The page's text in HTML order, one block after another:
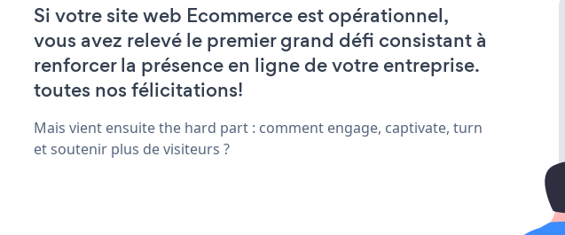
Si votre site web Ecommerce est opérationnel,
vous avez relevé le premier grand défi consistant à
renforcer la présence en ligne de votre entreprise.
toutes nos félicitations!
Mais vient ensuite the hard part : comment engage, captivate, turn
et soutenir plus de visiteurs ?